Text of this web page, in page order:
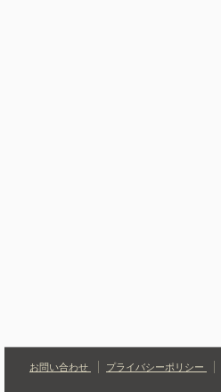
お問い合わせ プライバシーポリシー